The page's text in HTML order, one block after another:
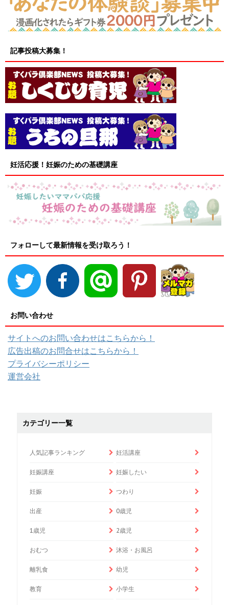
記事投稿大募集！
妊活応援！妊娠のための基礎講座
フォローして最新情報を受け取ろう！
お問い合わせ
サイトへのお問い合わせはこちらから！
広告出稿のお問合せはこちらから！
プライバシーポリシー
運営会社
カテゴリー一覧
人気記事ランキング 妊活講座
妊娠講座 妊娠したい
妊娠 つわり
出産 0歳児
1歳児 2歳児
おむつ 沐浴・お風呂
離乳食 幼児
教育 小学生